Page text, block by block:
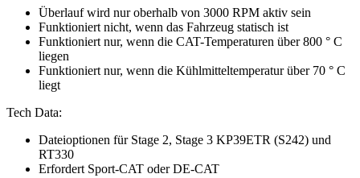
Überlauf wird nur oberhalb von 3000 RPM aktiv sein
Funktioniert nicht, wenn das Fahrzeug statisch ist
Funktioniert nur, wenn die CAT-Temperaturen über 800 ° C
liegen
Funktioniert nur, wenn die Kühlmitteltemperatur über 70 ° C
liegt
Tech Data:
Dateioptionen für Stage 2, Stage 3 KP39ETR (S242) und
RT330
Erfordert Sport-CAT oder DE-CAT